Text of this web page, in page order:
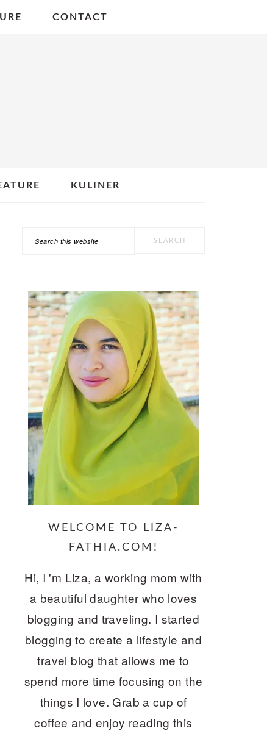
CONTACT
KULINER
PRIMARY
Search
WELCOME TO LIZA-
FATHIA.COM!
Hi, I 'm Liza, a working mom with
a beautiful daughter who loves
blogging and traveling. I started
blogging to create a lifestyle and
travel blog that allows me to
spend more time focusing on the
things I love. Grab a cup of
coffee and enjoy reading this